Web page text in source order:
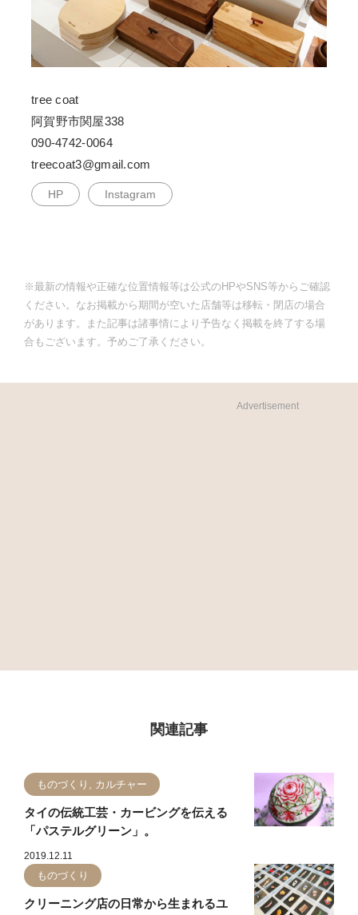
tree coat
阿賀野市関屋338
090-4742-0064
treecoat3@gmail.com
HP Instagram
※最新の情報や正確な位置情報等は公式のHPやSNS等からご確認
ください。なお掲載から期間が空いた店舗等は移転・閉店の場合
があります。また記事は諸事情により予告なく掲載を終了する場
合もございます。予めご了承ください。
Advertisement
関連記事
ものづくり, カルチャー
タイの伝統工芸・カービングを伝える
「パステルグリーン」。
2019.12.11
ものづくり
クリーニング店の日常から生まれるユ